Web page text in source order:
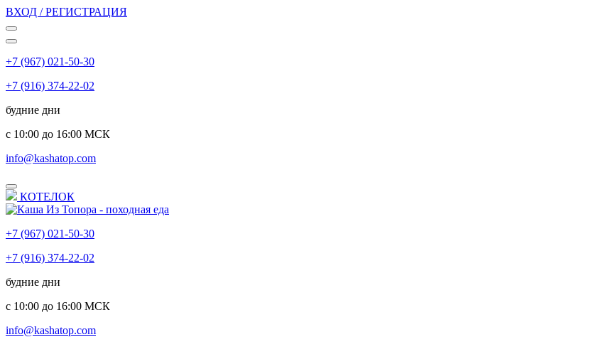
ВХОД / РЕГИСТРАЦИЯ
+7 (967) 021-50-30
+7 (916) 374-22-02
будние дни
с 10:00 до 16:00 МСК
info@kashatop.com
КОТЕЛОК
+7 (967) 021-50-30
+7 (916) 374-22-02
будние дни
с 10:00 до 16:00 МСК
info@kashatop.com